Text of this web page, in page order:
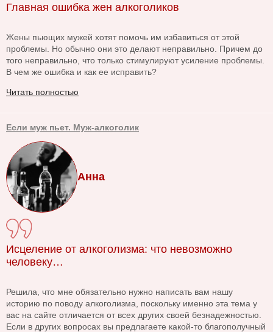
Главная ошибка жен алкоголиков
Жены пьющих мужей хотят помочь им избавиться от этой
проблемы. Но обычно они это делают неправильно. Причем до
того неправильно, что только стимулируют усиление проблемы.
В чем же ошибка и как ее исправить?
Читать полностью
Если муж пьет. Муж-алкоголик
Анна
Исцеление от алкоголизма: что невозможно
человеку…
Решила, что мне обязательно нужно написать вам нашу
историю по поводу алкоголизма, поскольку именно эта тема у
вас на сайте отличается от всех других своей безнадежностью.
Если в других вопросах вы предлагаете какой-то благополучный